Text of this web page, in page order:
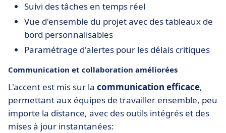
Suivi des tâches en temps réel
Vue d'ensemble du projet avec des tableaux de
bord personnalisables
Paramétrage d'alertes pour les délais critiques
Communication et collaboration améliorées
L'accent est mis sur la communication efficace,
permettant aux équipes de travailler ensemble, peu
importe la distance, avec des outils intégrés et des
mises à jour instantanées: